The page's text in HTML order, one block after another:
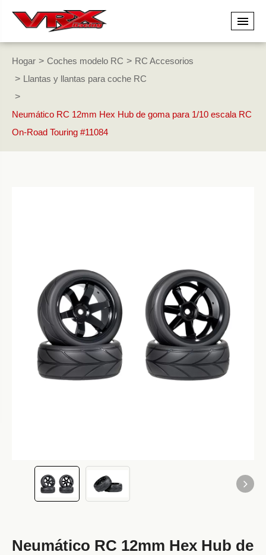
Hogar Coches modelo RC
RC Accesorios
Llantas y llantas para coche RC
Neumático RC 12mm Hex Hub de goma para 1/10 escala RC
On-Road Touring #11084
Neumático RC 12mm Hex Hub de